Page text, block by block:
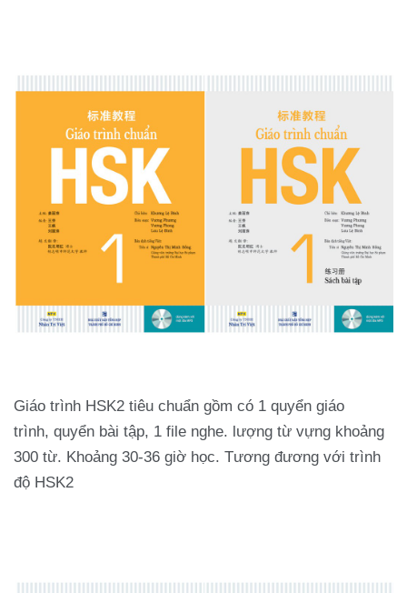
Giáo trình HSK2 tiêu chuẩn gồm có 1 quyển giáo
trình, quyển bài tập, 1 file nghe. lượng từ vựng khoảng
300 từ. Khoảng 30-36 giờ học. Tương đương với trình
độ HSK2